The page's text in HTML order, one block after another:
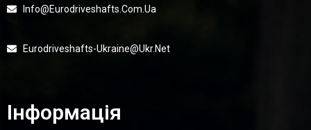
Info@eurodriveshafts.com.ua
Eurodriveshafts-Ukraine@ukr.net
Інформація